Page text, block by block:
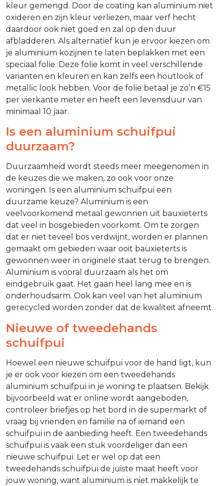
kleur gemengd. Door de coating kan aluminium niet
oxideren en zijn kleur verliezen, maar verf hecht
daardoor ook niet goed en zal op den duur
afbladderen. Als alternatief kun je ervoor kiezen om
je aluminium kozijnen te laten beplakken met een
speciaal folie. Deze folie komt in veel verschillende
varianten en kleuren en kan zelfs een houtlook of
metallic look hebben. Voor de folie betaal je zo’n €15
per vierkante meter en heeft een levensduur van
minimaal 10 jaar.
Is een aluminium schuifpui
duurzaam?
Duurzaamheid wordt steeds meer meegenomen in
de keuzes die we maken, zo ook voor onze
woningen. Is een aluminium schuifpui een
duurzame keuze? Aluminium is een
veelvoorkomend metaal gewonnen uit bauxieterts
dat veel in bosgebieden voorkomt. Om te zorgen
dat er niet teveel bos verdwijnt, worden er plannen
gemaakt om gebieden waar ooit bauxieterts is
gewonnen weer in originele staat terug te brengen.
Aluminium is vooral duurzaam als het om
eindgebruik gaat. Het gaan heel lang mee en is
onderhoudsarm. Ook kan veel van het aluminium
gerecycled worden zonder dat de kwaliteit afneemt.
Nieuwe of tweedehands
schuifpui
Hoewel een nieuwe schuifpui voor de hand ligt, kun
je er ook voor kiezen om een tweedehands
aluminium schuifpui in je woning te plaatsen. Bekijk
bijvoorbeeld wat er online wordt aangeboden,
controleer briefjes op het bord in de supermarkt of
vraag bij vrienden en familie na of iemand een
schuifpui in de aanbieding heeft. Een tweedehands
schuifpui is vaak een stuk voordeliger dan een
nieuwe schuifpui. Let er wel op dat een
tweedehands schuifpui de juiste maat heeft voor
jouw woning, want aluminium is niet makkelijk te